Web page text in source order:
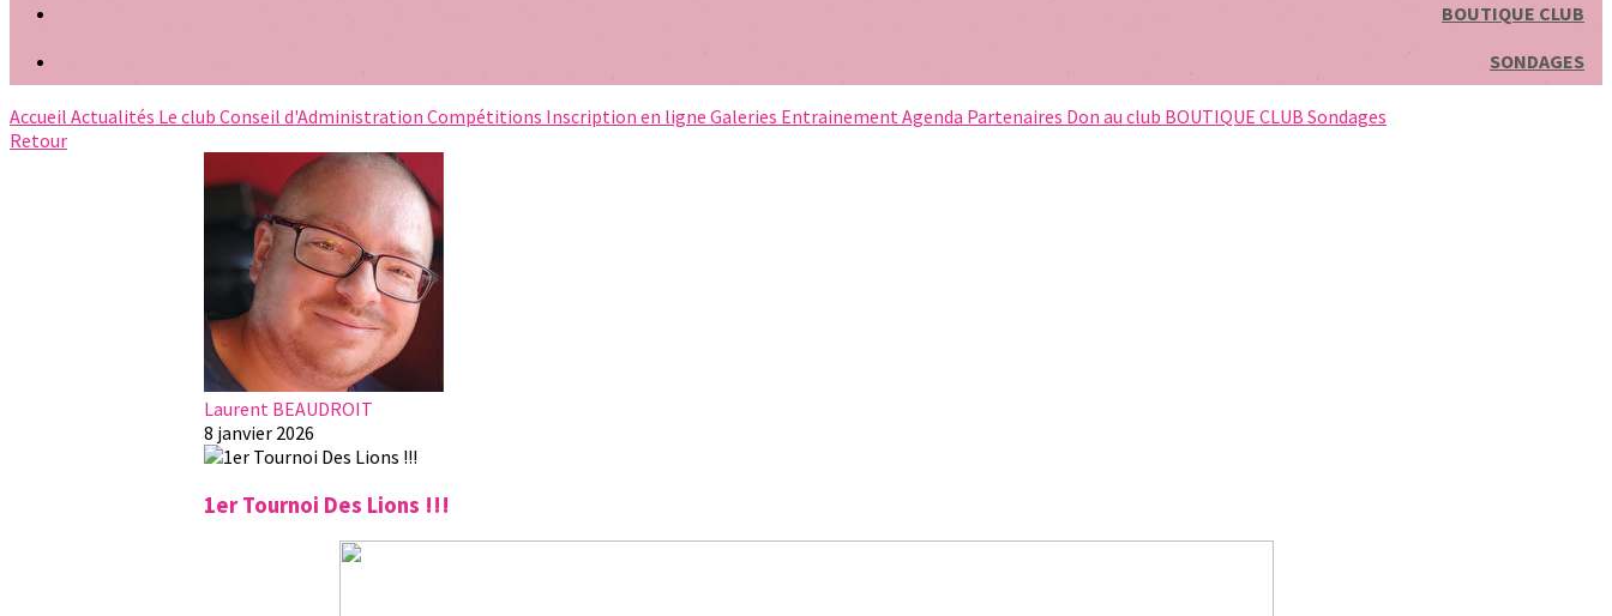
BOUTIQUE CLUB
SONDAGES
Accueil Actualités Le club Conseil d'Administration Compétitions Inscription en ligne Galeries EntrainementAgenda Partenaires Don au club BOUTIQUE CLUB Sondages
Retour
Laurent BEAUDROIT
8 janvier 2026
1er Tournoi Des Lions !!!